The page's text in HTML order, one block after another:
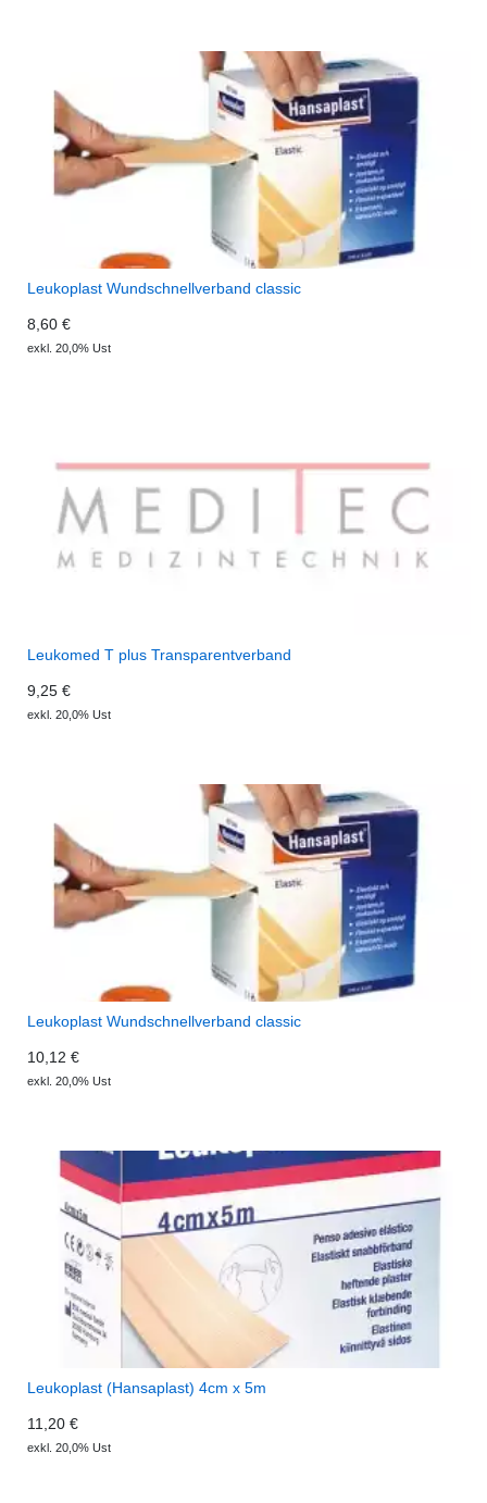
Leukoplast Wundschnellverband classic
8,60 €
exkl. 20,0% Ust
Leukomed T plus Transparentverband
9,25 €
exkl. 20,0% Ust
Leukoplast Wundschnellverband classic
10,12 €
exkl. 20,0% Ust
Leukoplast (Hansaplast) 4cm x 5m
11,20 €
exkl. 20,0% Ust